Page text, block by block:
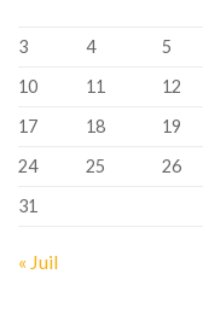
3
4 5
10
11 12
17
18 19
24
25 26
31
« Juil